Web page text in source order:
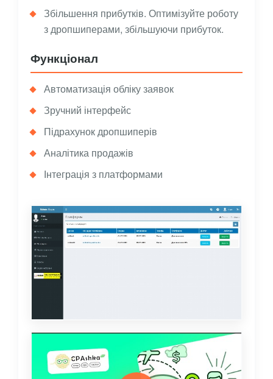
Збільшення прибутків. Оптимізуйте роботу
з дропшиперами, збільшуючи прибуток.
Функціонал
Автоматизація обліку заявок
Зручний інтерфейс
Підрахунок дропшиперів
Аналітика продажів
Інтеграція з платформами